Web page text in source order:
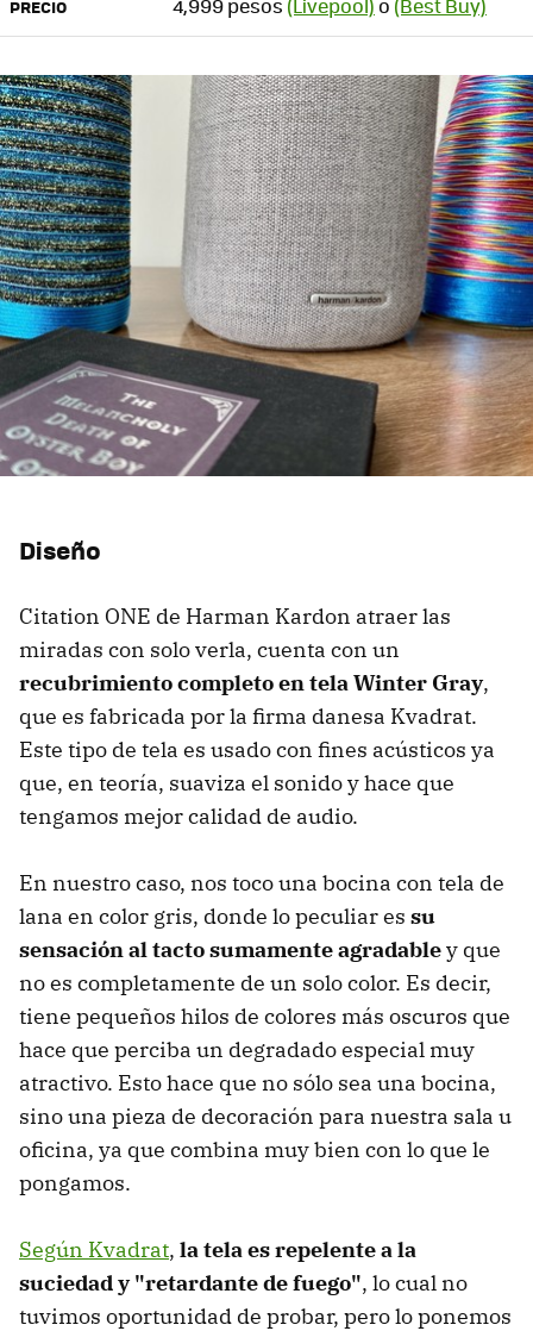
PRECIO 4,999 pesos (Livepool)o (Best Buy)
Diseño
Citation ONE de Harman Kardon atraer las
miradas con solo verla, cuenta con un
recubrimiento completo en tela Winter Gray,
que es fabricada por la firma danesa Kvadrat.
Este tipo de tela es usado con fines acústicos ya
que, en teoría, suaviza el sonido y hace que
tengamos mejor calidad de audio.
En nuestro caso, nos toco una bocina con tela de
lana en color gris, donde lo peculiar es su
sensación al tacto sumamente agradabley que
no es completamente de un solo color. Es decir,
tiene pequeños hilos de colores más oscuros que
hace que perciba un degradado especial muy
atractivo. Esto hace que no sólo sea una bocina,
sino una pieza de decoración para nuestra sala u
oficina, ya que combina muy bien con lo que le
pongamos.
Según Kvadrat, la tela es repelente a la
suciedad y "retardante de fuego", lo cual no
tuvimos oportunidad de probar, pero lo ponemos